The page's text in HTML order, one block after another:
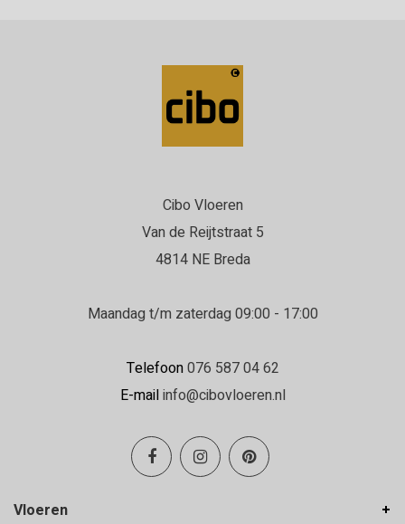
Cibo Vloeren
Van de Reijtstraat 5
4814 NE Breda
Maandag t/m zaterdag 09:00 - 17:00
Telefoon076 587 04 62
E-mailinfo@cibovloeren.nl
Vloeren